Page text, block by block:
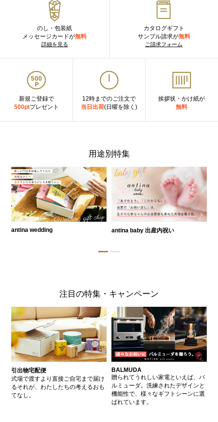
のし・包装紙
メッセージカードが無料
詳細を見る
カタログギフト
サンプル請求が無料
ご請求フォーム
新規ご登録で
500ptプレゼント
12時までのご注文で
当日出荷(日曜を除く)
挨拶状・かけ紙が
無料
用途別特集
antina wedding antina baby 出産内祝い
注目の特集・キャンペーン
引出物宅配便
式場で渡すより直接ご自宅まで届け
るそれが、わたしたちの考えるおも
てなし。
BALMUDA
贈られてうれしい家電といえば、バ
ルミューダ。洗練されたデザインと
機能性で、様々なギフトシーンに選
ばれています。